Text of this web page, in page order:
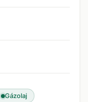
Gázolaj